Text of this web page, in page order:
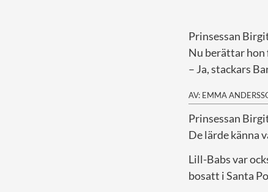
Prinsessan
Nu berättar hon
– Ja, stackars
AV: EMMA
Prinsessan
De lärde känna
Lill-Babs var
bosatt i Santa